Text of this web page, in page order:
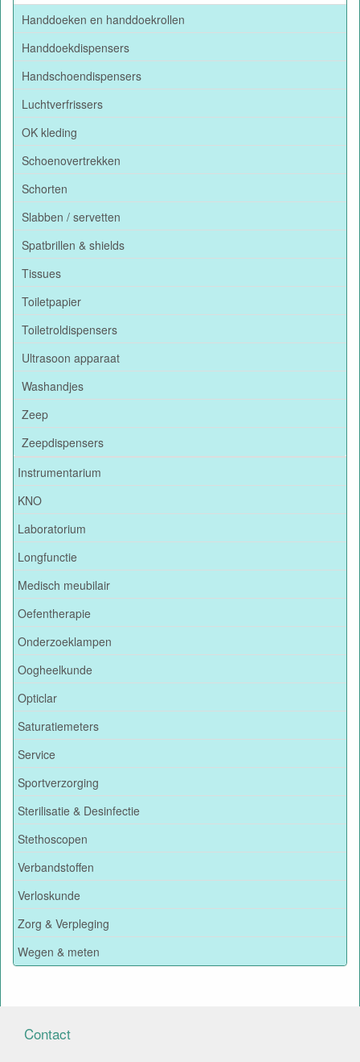
Handdoeken en handdoekrollen
Handdoekdispensers
Handschoendispensers
Luchtverfrissers
OK kleding
Schoenovertrekken
Schorten
Slabben / servetten
Spatbrillen & shields
Tissues
Toiletpapier
Toiletroldispensers
Ultrasoon apparaat
Washandjes
Zeep
Zeepdispensers
Instrumentarium
KNO
Laboratorium
Longfunctie
Medisch meubilair
Oefentherapie
Onderzoeklampen
Oogheelkunde
Opticlar
Saturatiemeters
Service
Sportverzorging
Sterilisatie & Desinfectie
Stethoscopen
Verbandstoffen
Verloskunde
Zorg & Verpleging
Wegen & meten
Contact